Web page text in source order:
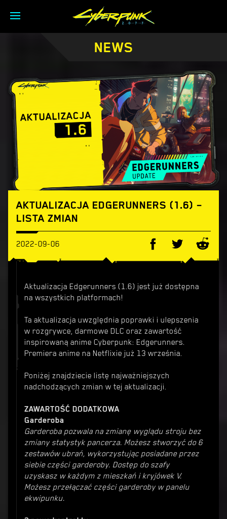
NEWS
AKTUALIZACJA EDGERUNNERS (1.6) –
LISTA ZMIAN
2022-09-06
Aktualizacja Edgerunners (1.6) jest już dostępna
na wszystkich platformach!
Ta aktualizacja uwzględnia poprawki i ulepszenia
w rozgrywce, darmowe DLC oraz zawartość
inspirowaną anime Cyberpunk: Edgerunners.
Premiera anime na Netflixie już 13 września.
Poniżej znajdziecie listę najważniejszych
nadchodzących zmian w tej aktualizacji.
ZAWARTOŚĆ DODATKOWA
Garderoba
Garderoba pozwala na zmianę wyglądu stroju bez
zmiany statystyk pancerza. Możesz stworzyć do 6
zestawów ubrań, wykorzystując posiadane przez
siebie części garderoby. Dostęp do szafy
uzyskasz w każdym z mieszkań i kryjówek V.
Możesz przełączać części garderoby w panelu
ekwipunku.